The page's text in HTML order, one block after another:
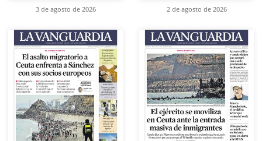
3 de agosto de 2026 2 de agosto de 2026